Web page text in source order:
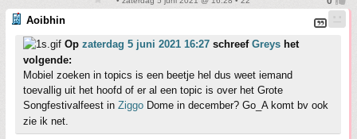
Aoibhin
Op zaterdag 5 juni 2021 16:27 schreef Greys het
volgende:
Mobiel zoeken in topics is een beetje hel dus weet iemand
toevallig uit het hoofd of er al een topic is over het Grote
Songfestivalfeest in Ziggo Dome in december? Go_A komt bv ook
zie ik net.